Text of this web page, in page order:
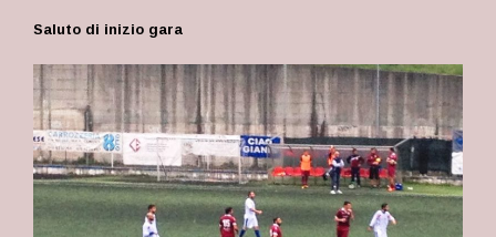
Saluto di inizio gara